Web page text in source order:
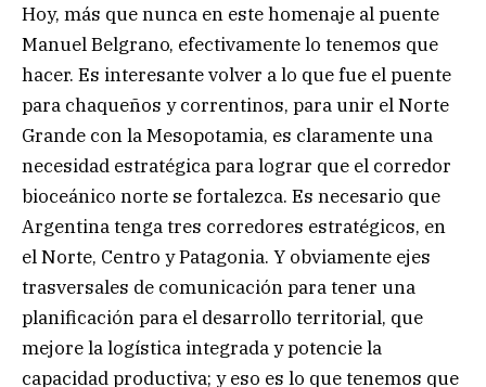
Hoy, más que nunca en este homenaje al puente
Manuel Belgrano, efectivamente lo tenemos que
hacer. Es interesante volver a lo que fue el puente
para chaqueños y correntinos, para unir el Norte
Grande con la Mesopotamia, es claramente una
necesidad estratégica para lograr que el corredor
bioceánico norte se fortalezca. Es necesario que
Argentina tenga tres corredores estratégicos, en
el Norte, Centro y Patagonia. Y obviamente ejes
trasversales de comunicación para tener una
planificación para el desarrollo territorial, que
mejore la logística integrada y potencie la
capacidad productiva; y eso es lo que tenemos que